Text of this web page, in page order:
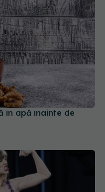
în apă înainte de